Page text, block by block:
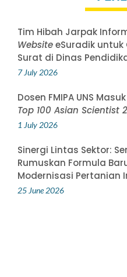
Tim Hibah Jarpak
WebsiteeSuradik
Surat di Dinas
7 July 2026
Dosen FMIPA UNS
Top 100 Asian Scientist
1 July 2026
Sinergi Lintas Sektor:
Rumuskan Formula
Modernisasi Pertanian
25 June 2026